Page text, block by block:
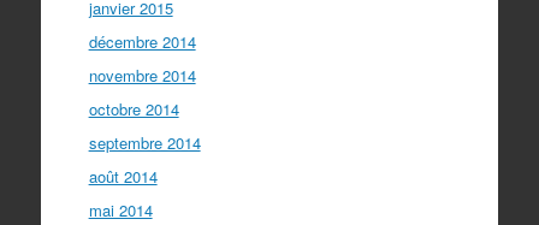
janvier 2015
décembre 2014
novembre 2014
octobre 2014
septembre 2014
août 2014
mai 2014